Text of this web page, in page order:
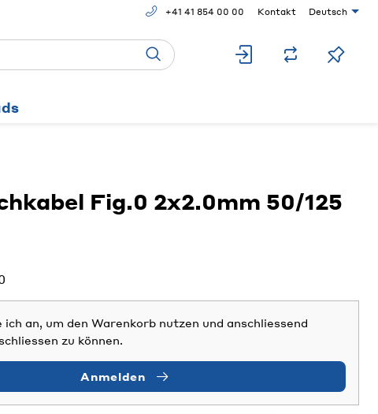
+41 41 854 00 00 Kontakt Deutsch
Fig.0 2x2.0mm 50/125
an, um den Warenkorb nutzen und anschliessend
zu können.
Anmelden